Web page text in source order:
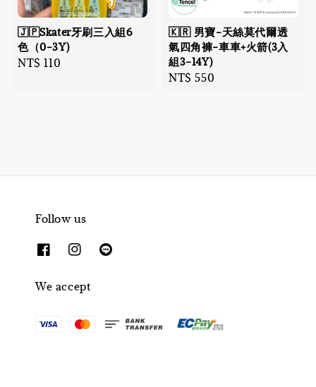
🇯🇵Skater牙刷三入組6
色（0-3Y)
Regular
NT$ 110
🇰🇷 男寶-天絲莫代爾透
氣四角褲-車車+火箭(3入
組3-14Y)
Regular
NT$ 550
Follow us
We accept